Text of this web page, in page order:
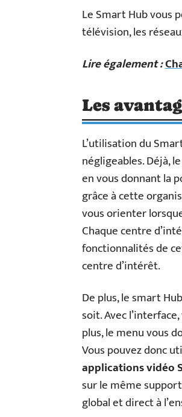
Le Smart Hub vous
télévision, les
Lire également :
Les
L’utilisation du
négligeables. Déjà,
en vous donnant la
grâce à cette
vous orienter
Chaque centre
fonctionnalités de
centre d’intérêt.
De plus, le smart
soit. Avec
plus, le menu vous
Vous pouvez donc
applications vidéo
sur le même
global et direct à